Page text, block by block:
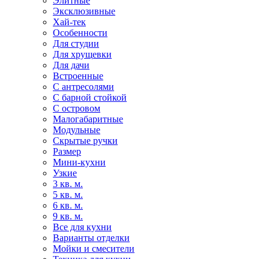
Эксклюзивные
Хай-тек
Особенности
Для студии
Для хрущевки
Для дачи
Встроенные
С антресолями
С барной стойкой
С островом
Малогабаритные
Модульные
Скрытые ручки
Размер
Мини-кухни
Узкие
3 кв. м.
5 кв. м.
6 кв. м.
9 кв. м.
Все для кухни
Варианты отделки
Мойки и смесители